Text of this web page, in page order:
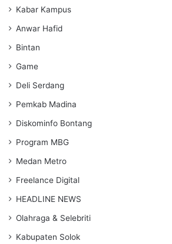
Kabar Kampus
Anwar Hafid
Bintan
Game
Deli Serdang
Pemkab Madina
Diskominfo Bontang
Program MBG
Medan Metro
Freelance Digital
HEADLINE NEWS
Olahraga & Selebriti
Kabupaten Solok